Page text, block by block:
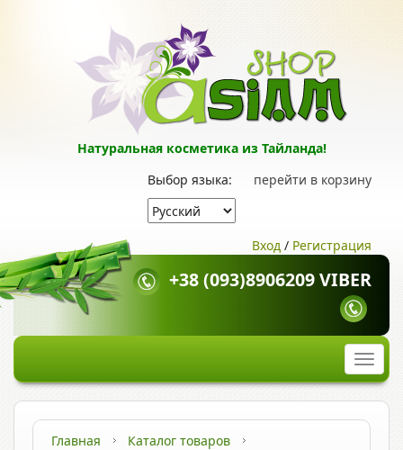
Натуральная косметика из Тайланда!
перейти в корзину
Выбор языка:
Вход / Регистрация
+38 (093)8906209 VIBER
Главная
Каталог товаров